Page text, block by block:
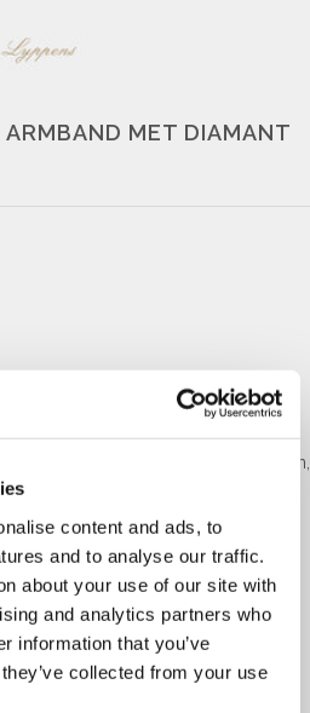
content and ads, to
and to analyse our traffic.
about your use of our site with
and analytics partners who
information that you’ve
collected from your use
MET DIAMANT
met kegelvormige uiteinden,
diamant met een totaalgewicht
VVS.
etalage.
voorraadstatus.
aan veranderingen.
staat online.